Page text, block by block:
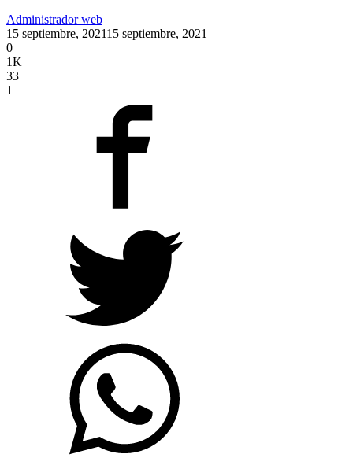
Administrador web
15 septiembre, 202115 septiembre, 2021
0
1K
33
1